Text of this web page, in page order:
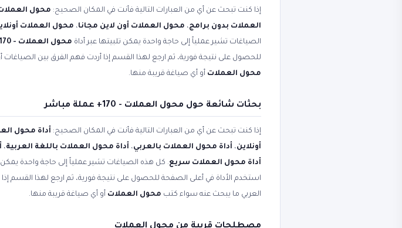
إذا كنت تبحث عن أي من العبارات التالية فأنت في المكان الصحيح: محول
العملات بدون برامج، محول العملات أون لاين مجانا، محول العملات
الصياغات تشير عملياً إلى حاجة واحدة يمكن تلبيتها عبر أداة محول العملات - 170+ عملة مباشر
للحصول على نتيجة فورية، ثم ارجع لهذا القسم إذا أردت فهم الفرق بين
محول العملات أو أي صياغة قريبة منها.
بحثات شائعة حول محول العملات - 170+ عملة مباشر
إذا كنت تبحث عن أي من العبارات التالية فأنت في المكان الصحيح: أداة محول
أونلاين، أداة محول العملات بالعربي، أداة محول العملات باللغة العربية،
أداة محول العملات سريع. كل هذه الصياغات تشير عملياً إلى حاجة واحدة يمكن
استخدم الأداة في أعلى الصفحة للحصول على نتيجة فورية، ثم ارجع لهذا القسم
العربي ما يبحث عنه سواء كتب محول العملات أو أي صياغة قريبة منها.